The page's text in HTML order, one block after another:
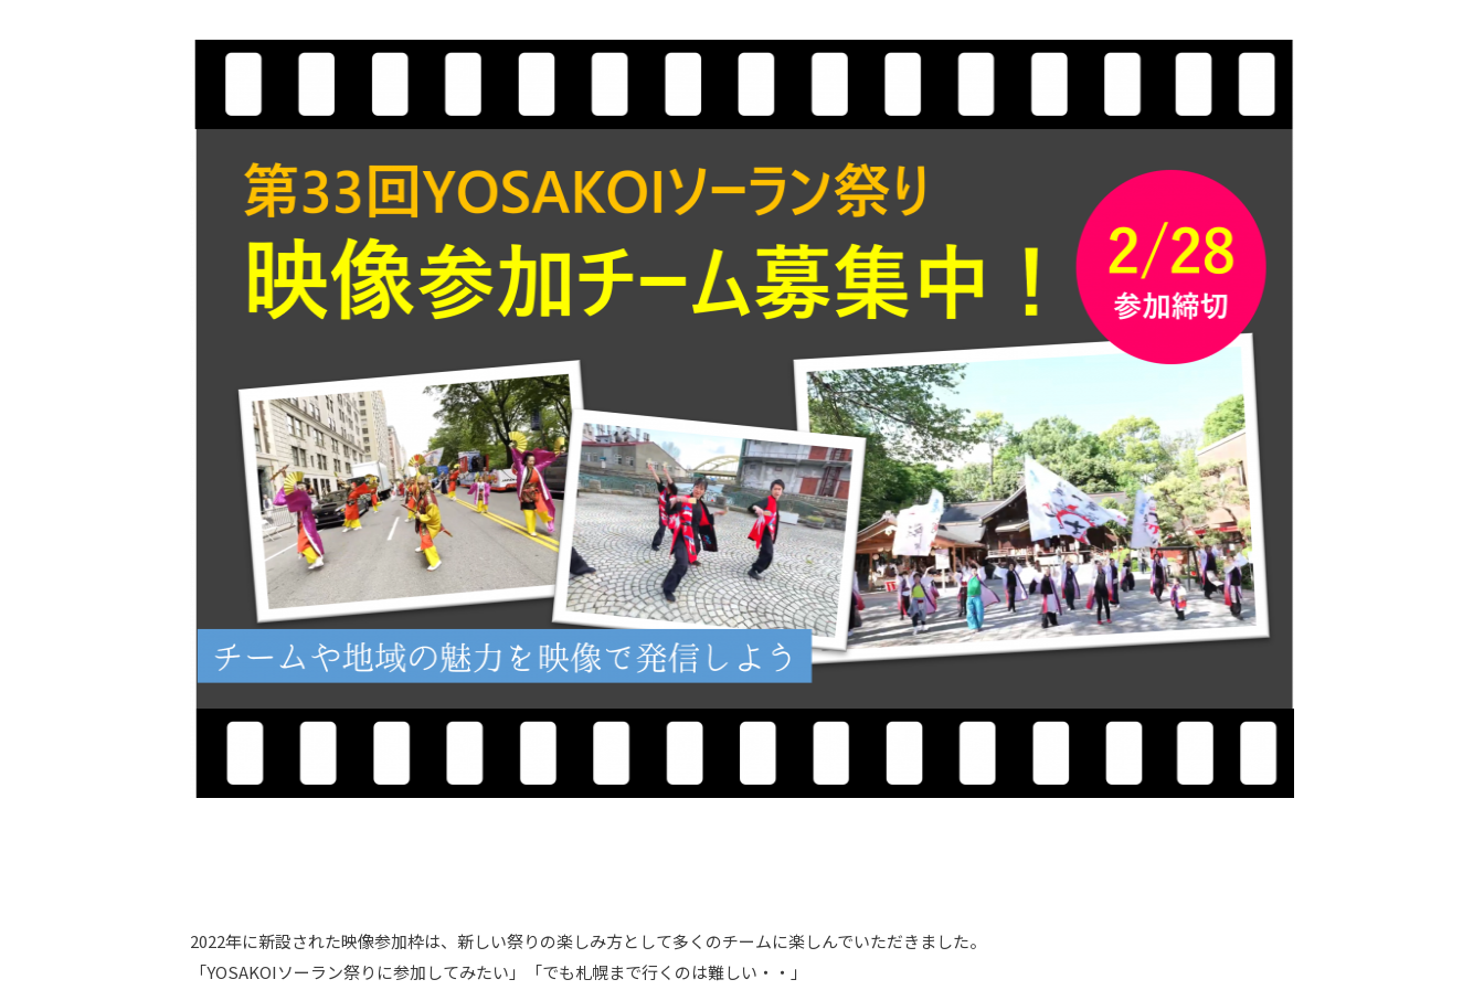
2022年に新設された映像参加枠は、新しい祭りの楽しみ方として多くのチームに楽しんでいただきました。
「YOSAKOIソーラン祭りに参加してみたい」「でも札幌まで行くのは難しい・・」